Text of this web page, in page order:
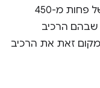
לרזולוציית המכשיר. במסכים ברוחב של פחות מ-450
הרכיב
זאת את הרכיב